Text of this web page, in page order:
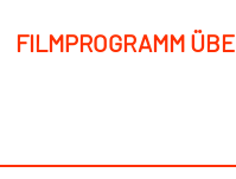
FILMPROGRAMM